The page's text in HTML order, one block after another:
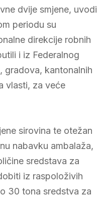
dvije smjene, uvodi
periodu su
direkcije robnih
i iz Federalnog
gradova, kantonalnih
vlasti, za veće
sirovina te otežan
nabavku ambalaža,
sredstava za
iz raspoloživih
30 tona sredstva za